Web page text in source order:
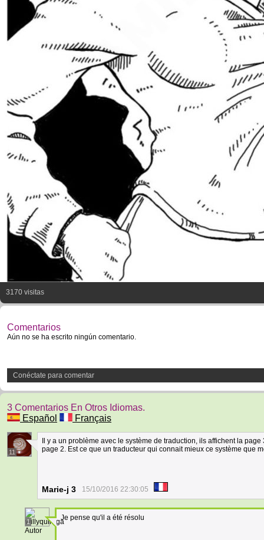
3170 visitas
Comentarios
Aún no se ha escrito ningún comentario.
Conéctate para comentar
3 Comentarios En Otros Idiomas.
Español
Français
11
Il y a un problème avec le système de traduction, ils affichent la
page 2. Est ce que un traducteur qui connait mieux ce système que
Marie-j 3 15/10/2016 22:30:05
1
Autor
Je pense qu'il a été résolu